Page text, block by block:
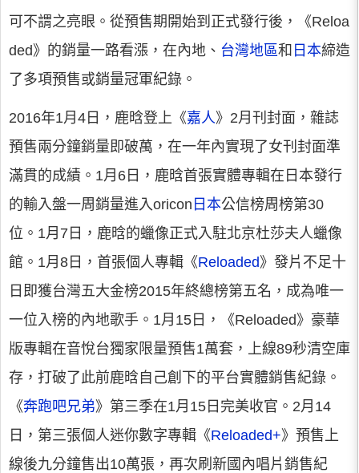
可不謂之亮眼。從預售期開始到正式發行後，《Reloa
ded》的銷量一路看漲，在內地、 台灣地區和 日本締造
了多項預售或銷量冠軍紀錄。
2016年1月4日，鹿晗登上《嘉人》2月刊封面，雜誌
預售兩分鐘銷量即破萬，在一年內實現了女刊封面準
滿貫的成績。1月6日，鹿晗首張實體專輯在日本發行
的輸入盤一周銷量進入oricon 日本公信榜周榜第30
位。1月7日，鹿晗的蠟像正式入駐北京杜莎夫人蠟像
館。1月8日，首張個人專輯《Reloaded》發片不足十
日即獲台灣五大金榜2015年終總榜第五名，成為唯一
一位入榜的內地歌手。1月15日，《Reloaded》豪華
版專輯在音悅台獨家限量預售1萬套，上線89秒清空庫
存，打破了此前鹿晗自己創下的平台實體銷售紀錄。
《奔跑吧兄弟》第三季在1月15日完美收官。2月14
日，第三張個人迷你數字專輯《Reloaded+》預售上
線後九分鐘售出10萬張，再次刷新國內唱片銷售紀